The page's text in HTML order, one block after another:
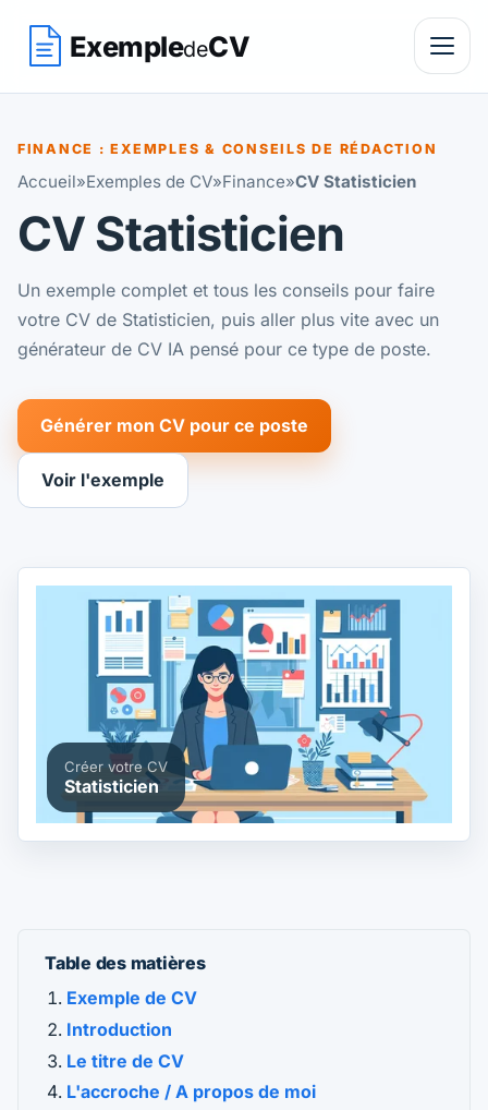
ExempledeCV
FINANCE : EXEMPLES & CONSEILS DE RÉDACTION
Accueil»Exemples de CV»Finance»CV Statisticien
CV Statisticien
Un exemple complet et tous les conseils pour faire
votre CV de Statisticien, puis aller plus vite avec un
générateur de CV IA pensé pour ce type de poste.
Générer mon CV pour ce poste
Voir l'exemple
Créer votre CV
Statisticien
Table des matières
Exemple de CV
Introduction
Le titre de CV
L'accroche / A propos de moi